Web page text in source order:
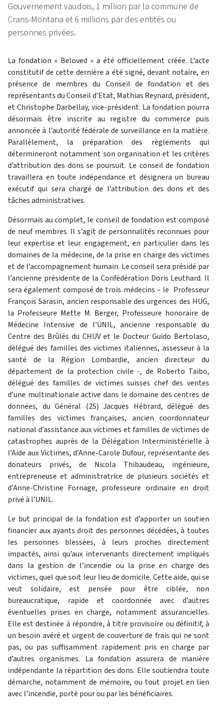
Gouvernement vaudois, 1 million par la commune de
Crans-Montana et 6 millions par des entités ou
personnes privées.
La fondation « Beloved » a été officiellement créée. L’acte
constitutif de cette dernière a été signé, devant notaire, en
présence de membres du Conseil de fondation et des
représentants du Conseil d’Etat, Mathias Reynard, président,
et Christophe Darbellay, vice-président. La fondation pourra
désormais être inscrite au registre du commerce puis
annoncée à l’autorité fédérale de surveillance en la matière.
Parallèlement, la préparation des règlements qui
détermineront notamment son organisation et les critères
d’attribution des dons se poursuit. Le conseil de fondation
travaillera en toute indépendance et désignera un bureau
exécutif qui sera chargé de l’attribution des dons et des
tâches administratives.
Désormais au complet, le conseil de fondation est composé
de neuf membres. Il s’agit de personnalités reconnues pour
leur expertise et leur engagement, en particulier dans les
domaines de la médecine, de la prise en charge des victimes
et de l’accompagnement humain. Le conseil sera présidé par
l’ancienne présidente de la Confédération Doris Leuthard. Il
sera également composé de trois médecins – le Professeur
François Sarasin, ancien responsable des urgences des HUG,
la Professeure Mette M. Berger, Professeure honoraire de
Médecine Intensive de l'UNIL, ancienne responsable du
Centre des Brûlés du CHUV et le Docteur Guido Bertolaso,
délégué des familles des victimes italiennes, assesseur à la
santé de la Région Lombardie, ancien directeur du
département de la protection civile -, de Roberto Taibo,
délégué des familles de victimes suisses chef des ventes
d’une multinationale active dans le domaine des centres de
données, du Général (2S) Jacques Hébrard, délégué des
familles des victimes françaises, ancien coordonnateur
national d’assistance aux victimes et familles de victimes de
catastrophes auprès de la Délégation Interministérielle à
l’Aide aux Victimes, d’Anne-Carole Dufour, représentante des
donateurs privés, de Nicola Thibaudeau, ingénieure,
entrepreneuse et administratrice de plusieurs sociétés et
d’Anne-Christine Fornage, professeure ordinaire en droit
privé à l’UNIL.
Le but principal de la fondation est d’apporter un soutien
financier aux ayants droit des personnes décédées, à toutes
les personnes blessées, à leurs proches directement
impactés, ainsi qu’aux intervenants directement impliqués
dans la gestion de l’incendie ou la prise en charge des
victimes, quel que soit leur lieu de domicile. Cette aide, qui se
veut solidaire, est pensée pour être ciblée, non
bureaucratique, rapide et coordonnée avec d’autres
éventuelles prises en charge, notamment assurancielles.
Elle est destinée à répondre, à titre provisoire ou définitif, à
un besoin avéré et urgent de couverture de frais qui ne sont
pas, ou pas suffisamment rapidement pris en charge par
d’autres organismes. La fondation assurera de manière
indépendante la répartition des dons. Elle soutiendra toute
démarche, notamment de mémoire, ou tout projet en lien
avec l’incendie, porté pour ou par les bénéficiaires.